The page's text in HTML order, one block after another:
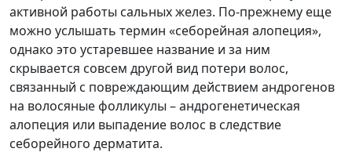
активной работы сальных желез. По-прежнему еще
можно услышать термин «себорейная алопеция»,
однако это устаревшее название и за ним
скрывается совсем другой вид потери волос,
связанный с повреждающим действием андрогенов
на волосяные фолликулы – андрогенетическая
алопеция или выпадение волос в следствие
себорейного дерматита.